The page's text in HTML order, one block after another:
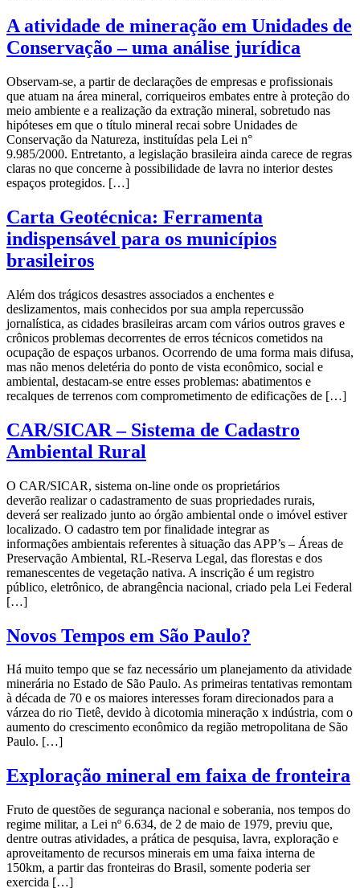
A atividade de mineração em Unidades de
Conservação – uma análise jurídica
Observam-se, a partir de declarações de empresas e profissionais
que atuam na área mineral, corriqueiros embates entre à proteção do
meio ambiente e a realização da extração mineral, sobretudo nas
hipóteses em que o título mineral recai sobre Unidades de
Conservação da Natureza, instituídas pela Lei n°
9.985/2000. Entretanto, a legislação brasileira ainda carece de regras
claras no que concerne à possibilidade de lavra no interior destes
espaços protegidos. […]
Carta Geotécnica: Ferramenta
indispensável para os municípios
brasileiros
Além dos trágicos desastres associados a enchentes e
deslizamentos, mais conhecidos por sua ampla repercussão
jornalística, as cidades brasileiras arcam com vários outros graves e
crônicos problemas decorrentes de erros técnicos cometidos na
ocupação de espaços urbanos. Ocorrendo de uma forma mais difusa,
mas não menos deletéria do ponto de vista econômico, social e
ambiental, destacam-se entre esses problemas: abatimentos e
recalques de terrenos com comprometimento de edificações de […]
CAR/SICAR – Sistema de Cadastro
Ambiental Rural
O CAR/SICAR, sistema on-line onde os proprietários
deverão realizar o cadastramento de suas propriedades rurais,
deverá ser realizado junto ao órgão ambiental onde o imóvel estiver
localizado. O cadastro tem por finalidade integrar as
informações ambientais referentes à situação das APP’s – Áreas de
Preservação Ambiental, RL-Reserva Legal, das florestas e dos
remanescentes de vegetação nativa. A inscrição é um registro
público, eletrônico, de abrangência nacional, criado pela Lei Federal
[…]
Novos Tempos em São Paulo?
Há muito tempo que se faz necessário um planejamento da atividade
minerária no Estado de São Paulo. As primeiras tentativas remontam
à década de 70 e os maiores interesses foram direcionados para a
várzea do rio Tietê, devido à dicotomia mineração x indústria, com o
aumento do crescimento econômico da região metropolitana de São
Paulo. […]
Exploração mineral em faixa de fronteira
Fruto de questões de segurança nacional e soberania, nos tempos do
regime militar, a Lei nº 6.634, de 2 de maio de 1979, previu que,
dentre outras atividades, a prática de pesquisa, lavra, exploração e
aproveitamento de recursos minerais em uma faixa interna de
150km, a partir das fronteiras do Brasil, somente poderia ser
exercida […]